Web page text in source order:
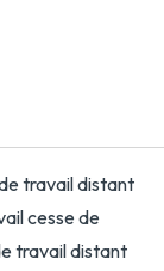
travail distant
cesse de
travail distant